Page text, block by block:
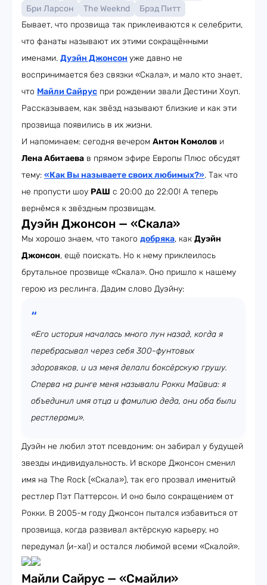
Бри Ларсон
The Weeknd
Брэд Питт
Бывает, что прозвища так приклеиваются к селебрити,
что фанаты называют их этими сокращёнными
именами. Дуэйн Джонсон уже давно не
воспринимается без связки «Скала», и мало кто знает,
что Майли Сайрус при рождении звали Дестини Хоуп.
Рассказываем, как звёзд называют близкие и как эти
прозвища появились в их жизни.
И напоминаем: сегодня вечером Антон Комолов и
Лена Абитаева в прямом эфире Европы Плюс обсудят
тему: «Как Вы называете своих любимых?». Так что
не пропусти шоу РАШ с 20:00 до 22:00! А теперь
вернёмся к звёздным прозвищам.
Дуэйн Джонсон — «Скала»
Мы хорошо знаем, что такого добряка, как Дуэйн
Джонсон, ещё поискать. Но к нему приклеилось
брутальное прозвище «Скала». Оно пришло к нашему
герою из реслинга. Дадим слово Дуэйну:
«Его история началась много лун назад, когда я
перебрасывал через себя 300-фунтовых
здоровяков, и из меня делали боксёрскую грушу.
Сперва на ринге меня называли Рокки Майвиа: я
объединил имя отца и фамилию деда, они оба были
рестлерами».
Дуэйн не любил этот псевдоним: он забирал у будущей
звезды индивидуальность. И вскоре Джонсон сменил
имя на The Rock («Скала»), так его прозвал именитый
рестлер Пэт Паттерсон. И оно было сокращением от
Рокки. В 2005-м году Джонсон пытался избавиться от
прозвища, когда развивал актёрскую карьеру, но
передумал (и-ха!) и остался любимой всеми «Скалой».
Майли Сайрус — «Смайли»